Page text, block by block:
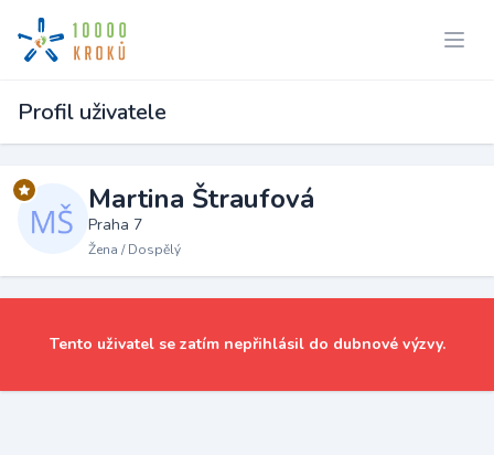
Profil uživatele
Martina Štraufová
Praha 7
Žena / Dospělý
Tento uživatel se zatím nepřihlásil do dubnové výzvy.